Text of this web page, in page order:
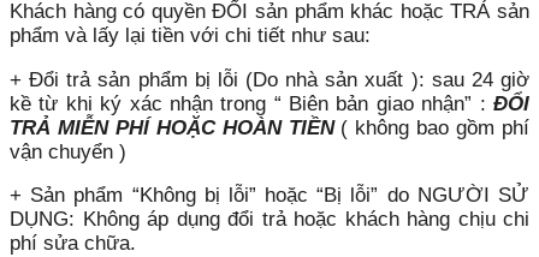
Khách hàng có quyền ĐỔI sản phẩm khác hoặc TRẢ sản
phẩm và lấy lại tiền với chi tiết như sau:
+ Đổi trả sản phẩm bị lỗi (Do nhà sản xuất ): sau 24 giờ
kề từ khi ký xác nhận trong “ Biên bản giao nhận” : ĐỔI
TRẢ MIỄN PHÍ HOẶC HOÀN TIỀN( không bao gồm phí
vận chuyển )
+ Sản phẩm “Không bị lỗi” hoặc “Bị lỗi” do NGƯỜI SỬ
DỤNG: Không áp dụng đổi trả hoặc khách hàng chịu chi
phí sửa chữa.